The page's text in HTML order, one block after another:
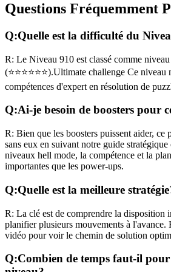
Questions Fréquemment
Q:Quelle est la difficulté du
R: Le Niveau 910 est classé comme niveau
(⭐⭐⭐⭐⭐⭐).Ultimate challenge Ce niveau
compétences d'expert en résolution de
Q:Ai-je besoin de boosters pour
R: Bien que les boosters puissent aider, ce
sans eux en suivant notre guide stratégique
niveaux hell mode, la compétence et la
importantes que les power-ups.
Q:Quelle est la meilleure
R: La clé est de comprendre la disposition
planifier plusieurs mouvements à l'avance.
vidéo pour voir le chemin de solution
Q:Combien de temps faut-il pour